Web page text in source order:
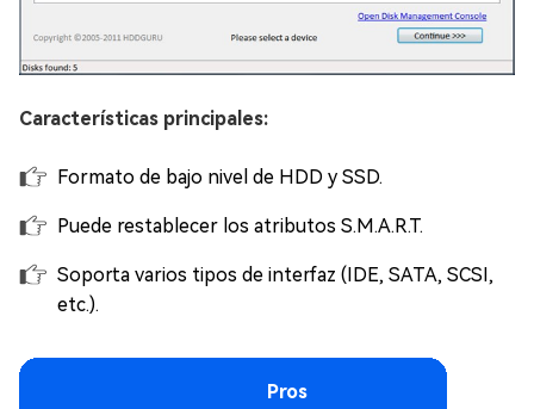
Características principales:
Formato de bajo nivel de HDD y SSD.
Puede restablecer los atributos S.M.A.R.T.
Soporta varios tipos de interfaz (IDE, SATA, SCSI,
etc.).
Pros